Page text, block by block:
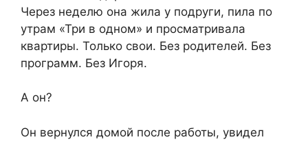
Через неделю она жила у подруги, пила по
утрам «Три в одном» и просматривала
квартиры. Только свои. Без родителей. Без
программ. Без Игоря.
А он?
Он вернулся домой после работы, увидел